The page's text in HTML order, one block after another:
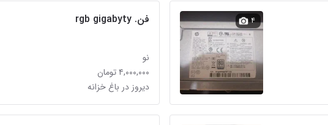
۴ فن. rgb gigabyty
نو
۴,۰۰۰,۰۰۰ تومان
دیروز در باغ خزانه